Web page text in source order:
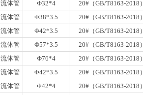
流体管
Ф32*4 20#（GB/T8163-2018）
流体管
Ф38*3.5 20#（GB/T8163-2018）
流体管
Ф42*3.5 20#（GB/T8163-2018）
流体管
Ф57*3.5 20#（GB/T8163-2018）
流体管
Ф76*4 20#（GB/T8163-2018）
流体管
Φ42*3.5 20#（GB/T8163-2018）
流体管
Φ42*4 20#（GB/T8163-2018）